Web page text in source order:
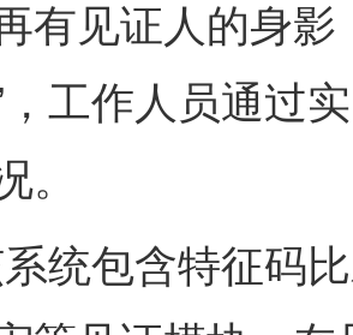
有见证人的身影
，工作人员通过
。
包含特征码比